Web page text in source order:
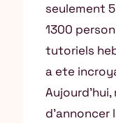
seulement
1300
tutoriels
a ete